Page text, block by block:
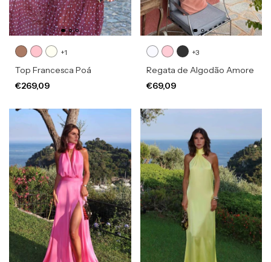
+1
Top Francesca Poá
€269,09
+3
Regata de Algodão Amore
€69,09